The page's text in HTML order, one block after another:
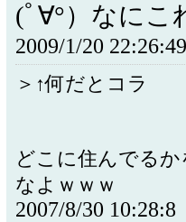
(ﾟ∀°）なにこ
2009/1/20 22:26:49
＞↑
殺
どこに住んでる
なよｗｗｗ
2007/8/30 10:28:8